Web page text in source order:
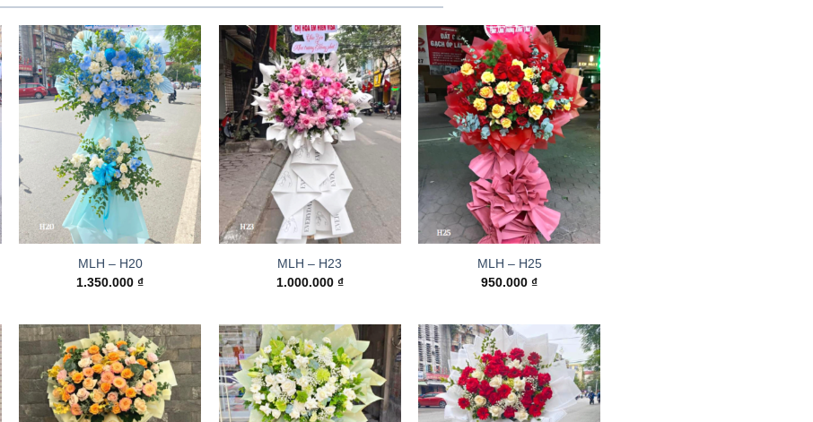
MLH – H20
1.350.000₫
MLH – H23
1.000.000 ₫
MLH – H25
950.000₫